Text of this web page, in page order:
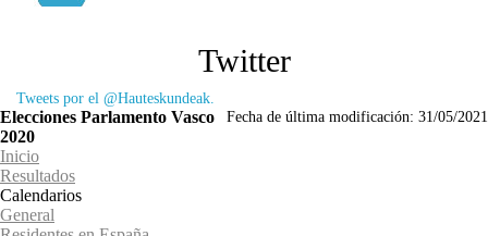
Twitter
Tweets por el @Hauteskundeak.
Fecha de última modificación: 31/05/2021
Elecciones Parlamento Vasco
2020
Inicio
Resultados
Calendarios
General